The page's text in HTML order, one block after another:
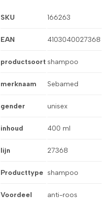
SKU 166263
EAN 4103040027368
productsoort shampoo
merknaam Sebamed
gender unisex
inhoud 400 ml
lijn 27368
Producttype shampoo
Voordeel anti-roos